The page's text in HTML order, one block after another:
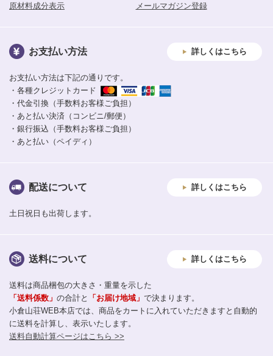
原材料成分表示
メールマガジン登録
お支払い方法 詳しくはこちら
お支払い方法は下記の通りです。
・各種クレジットカード
・代金引換（手数料お客様ご負担）
・あと払い決済（コンビニ/郵便）
・銀行振込（手数料お客様ご負担）
・あと払い（ペイディ）
配送について 詳しくはこちら
土日祝日も出荷します。
送料について 詳しくはこちら
送料は商品梱包の大きさ・重量を示した
「送料係数」 の合計と 「お届け地域」 で決まります。
小倉山荘WEB本店では、商品をカートに入れていただきますと自動的
に送料を計算し、表示いたします。
送料自動計算ページはこちら >>